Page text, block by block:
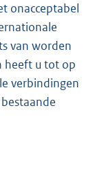
onacceptabel
van worden
heeft u tot op
verbindingen